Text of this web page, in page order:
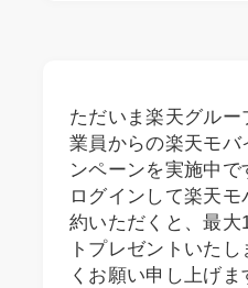
ただいま楽天グルー
業員からの楽天モバ
ンペーンを実施中で
ログインして楽天モ
約いただくと、最大
トプレゼントいた
くお願い申し上げま